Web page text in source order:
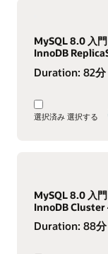
MySQL 8.0 入
InnoDB
Duration: 82分
選択済み 選択する
MySQL 8.0 入
InnoDB Cluster
Duration: 88分